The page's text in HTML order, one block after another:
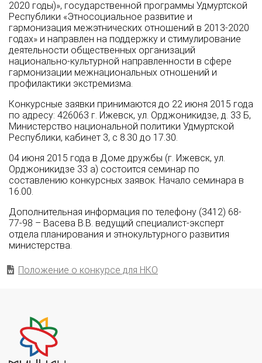
2020 годы)», государственной программы Удмуртской
Республики «Этносоциальное развитие и
гармонизация межэтнических отношений в 2013-2020
годах» и направлен на поддержку и стимулирование
деятельности общественных организаций
национально-культурной направленности в сфере
гармонизации межнациональных отношений и
профилактики экстремизма.
Конкурсные заявки принимаются до 22 июня 2015 года
по адресу: 426063 г. Ижевск, ул. Орджоникидзе, д. 33 Б,
Министерство национальной политики Удмуртской
Республики, кабинет 3, с 8.30 до 17.30.
04 июня 2015 года в Доме дружбы (г. Ижевск, ул.
Орджоникидзе 33 а) состоится семинар по
составлению конкурсных заявок. Начало семинара в
16.00.
Дополнительная информация по телефону (3412) 68-
77-98 – Васева В.В. ведущий специалист-эксперт
отдела планирования и этнокультурного развития
министерства.
Положение о конкурсе для НКО